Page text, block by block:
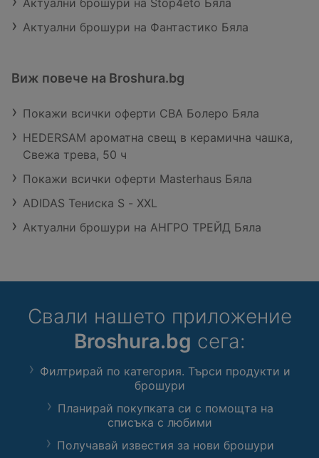
Актуални брошури на Фантастико Бяла
Виж повече на Broshura.bg
Покажи всички оферти CBA Болеро Бяла
HEDERSAM ароматна свещ в керамична чашка,
Свежа трева, 50 ч
Покажи всички оферти Masterhaus Бяла
ADIDAS Teниска S - XXL
Актуални брошури на АНГРО ТРЕЙД Бяла
Свали нашето приложение
Broshura.bg сега:
Филтрирай по категория. Търси продукти и
брошури
Планирай покупката си с помощта на
списъка с любими
Получавай известия за нови брошури